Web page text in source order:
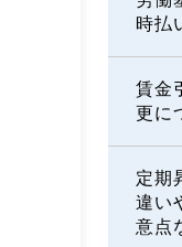
時払
賃金
更に
定期
違い
意点